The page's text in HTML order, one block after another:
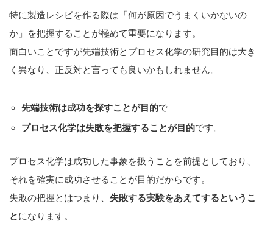
特に製造レシピを作る際は 「何が原因でうまくいかないの
か」を把握することが極めて重要になります。
面白いことですが先端技術とプロセス化学の研究目的は大き
く異なり、正反対と言っても良いかもしれません。
先端技術は成功を探すことが目的で
プロセス化学は失敗を把握することが目的です。
プロセス化学は成功した事象を扱うことを前提としており、
それを確実に成功させることが目的だからです。
失敗の把握とはつまり、 失敗する実験をあえてするというこ
とになります。